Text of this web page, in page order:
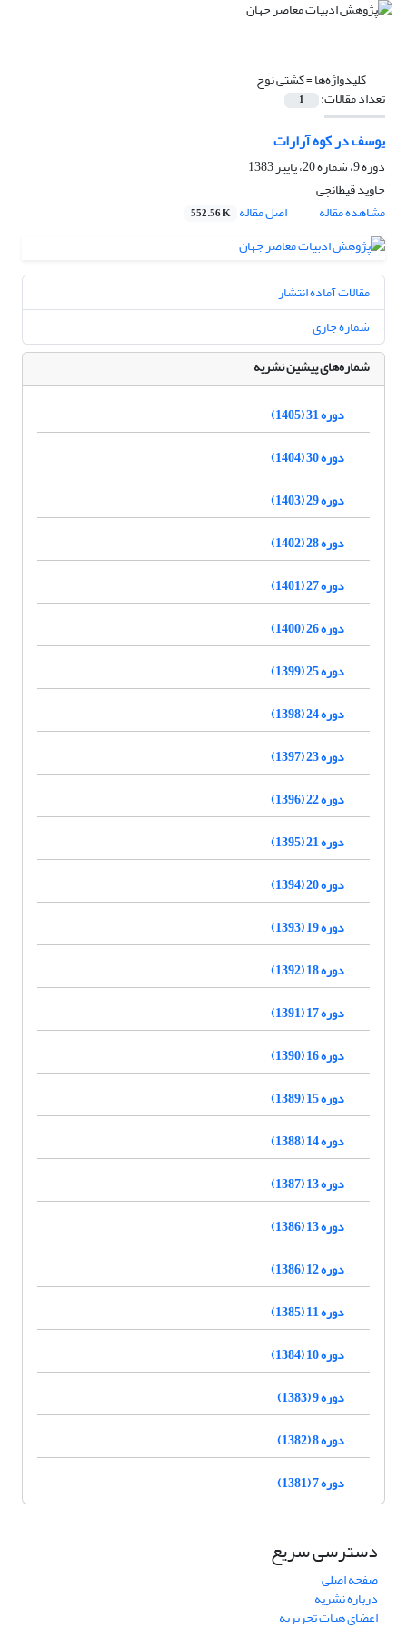
کلیدواژه‌ها =کشتی نوح
تعداد مقالات: 1
یوسف در کوه آرارات
دوره 9، شماره 20، پاییز 1383
جاوید قیطانچی
مشاهده مقاله
اصل مقاله 552.56 K
مقالات آماده انتشار
شماره جاری
شماره‌های پیشین نشریه
دوره 31 (1405)
دوره 30 (1404)
دوره 29 (1403)
دوره 28 (1402)
دوره 27 (1401)
دوره 26 (1400)
دوره 25 (1399)
دوره 24 (1398)
دوره 23 (1397)
دوره 22 (1396)
دوره 21 (1395)
دوره 20 (1394)
دوره 19 (1393)
دوره 18 (1392)
دوره 17 (1391)
دوره 16 (1390)
دوره 15 (1389)
دوره 14 (1388)
دوره 13 (1387)
دوره 13 (1386)
دوره 12 (1386)
دوره 11 (1385)
دوره 10 (1384)
دوره 9 (1383)
دوره 8 (1382)
دوره 7 (1381)
دسترسی سریع
صفحه اصلی
درباره نشریه
اعضای هیات تحریریه